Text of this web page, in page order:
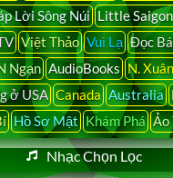
Lời Sông Núi Little
Việt Thảo Vui Lạ Đọc
Ngạn AudioBooks N.
ở USA Canada Australia
Hồ Sơ Mật Khám Phá Ảo
Nhạc Chọn Lọc